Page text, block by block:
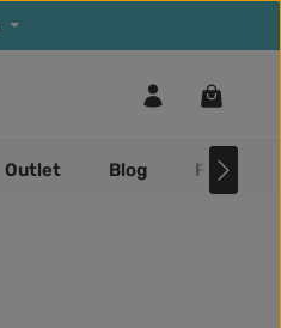
Outlet Blog Faq